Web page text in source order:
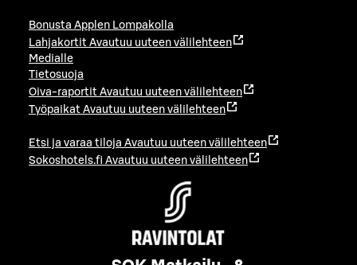
Bonusta Applen Lompakolla
Lahjakortit Avautuu uuteen välilehteen
Medialle
Tietosuoja
Oiva-raportit Avautuu uuteen välilehteen
Työpaikat Avautuu uuteen välilehteen
Etsi ja varaa tiloja Avautuu uuteen välilehteen
Sokoshotels.fi Avautuu uuteen välilehteen